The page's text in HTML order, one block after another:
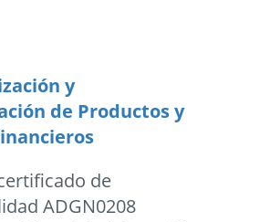
y
de Productos y
de
ADGN0208